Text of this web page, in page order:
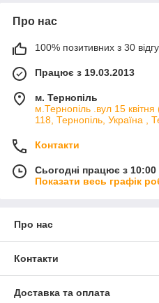
Про нас
100% позитивних з 30
Працює з 19.03.2013
м. Тернопіль
м.Тернопіль .вул 15
118, Тернопіль, Україна ,
Контакти
Сьогодні працює з
Показати весь графік
Про нас
Контакти
Доставка та оплата